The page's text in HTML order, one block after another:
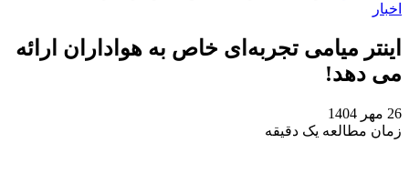
اخبار
اینتر میامی تجربه‌ای خاص به هواداران ارائه
می دهد!
26 مهر 1404
زمان مطالعه یک دقیقه